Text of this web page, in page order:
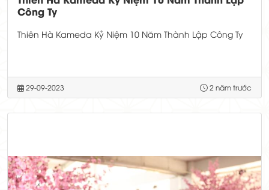
Công Ty
Thiên Hà Kameda Kỷ Niệm 10 Năm Thành Lập Công Ty
29-09-2023 2 năm trước